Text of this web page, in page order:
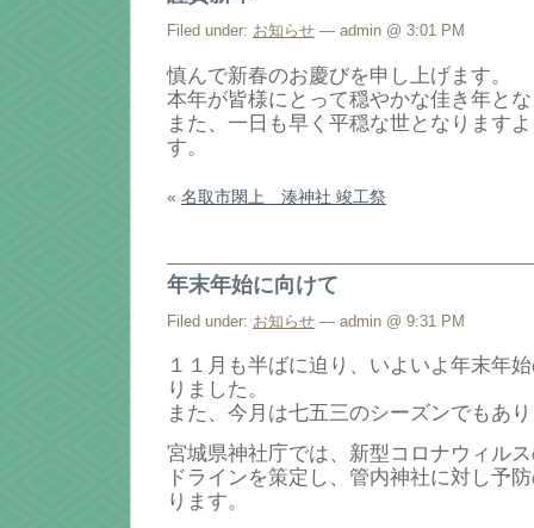
Filed under: お知らせ — admin @ 3:01 PM
慎んで新春のお慶びを申し上げます。
本年が皆様にとって穏やかな佳き年と
また、一日も早く平穏な世となります
す。
« 名取市閖上 湊神社 竣工祭
年末年始に向けて
Filed under: お知らせ — admin @ 9:31 PM
１１月も半ばに迫り、いよいよ年末年
りました。
また、今月は七五三のシーズンでもあ
宮城県神社庁では、新型コロナウィル
ドラインを策定し、管内神社に対し予
ります。